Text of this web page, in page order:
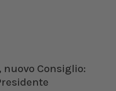
nuovo Consiglio: